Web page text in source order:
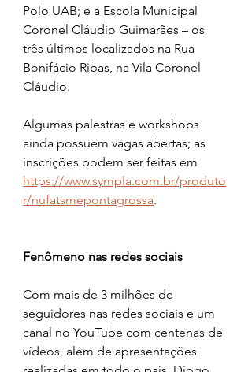
Polo UAB; e a Escola Municipal
Coronel Cláudio Guimarães – os
três últimos localizados na Rua
Bonifácio Ribas, na Vila Coronel
Cláudio.
Algumas palestras e workshops
ainda possuem vagas abertas; as
inscrições podem ser feitas em
https://www.sympla.com.br/produto
r/nufatsmepontagrossa.
Fenômeno nas redes sociais
Com mais de 3 milhões de
seguidores nas redes sociais e um
canal no YouTube com centenas de
vídeos, além de apresentações